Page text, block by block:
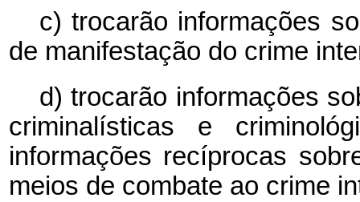
c) trocarão informações
de manifestação do crime
d) trocarão informações
criminalísticas e
informações recíprocas
meios de combate ao crime